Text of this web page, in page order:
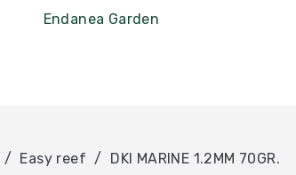
Endanea Garden
Easy reef DKI MARINE 1.2MM 70GR.